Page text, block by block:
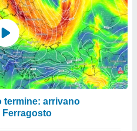
termine: arrivano
Ferragosto